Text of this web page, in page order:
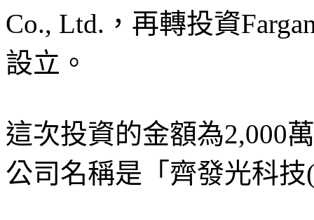
Co., Ltd.，再轉投資
設立。
這次投資的金額為2,000
公司名稱是「齊發光科